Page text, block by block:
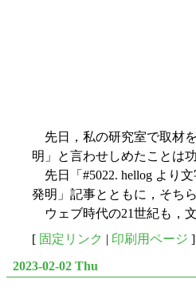
先日，私の研究室で取材
明」と言わせしめたことは
先日「#5022. hellog より
発明」記事とともに，そち
ウェブ時代の21世紀も，
[ 固定リンク | 印刷用ページ ]
2023-02-02 Thu